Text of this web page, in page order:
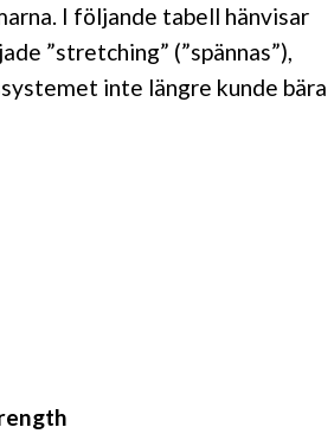
I följande tabell hänvisar
”stretching” (”spännas”),
inte längre kunde bära